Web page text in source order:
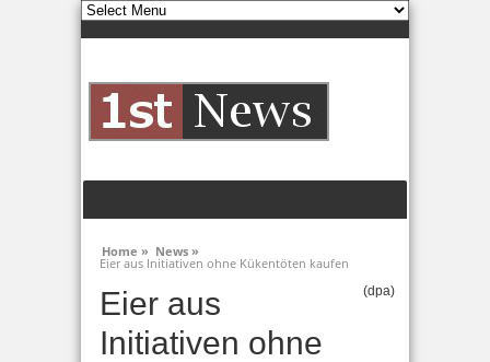
Home » News »
Eier aus Initiativen ohne Kükentöten kaufen
Eier aus
Initiativen ohne
(dpa)